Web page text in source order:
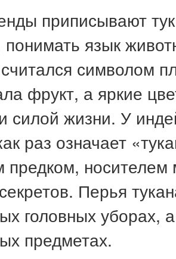
приписывают
понимать язык
символом
фрукт, а яркие
силой жизни. У
раз означает
предком, носителем
Перья
головных уборах,
предметах.